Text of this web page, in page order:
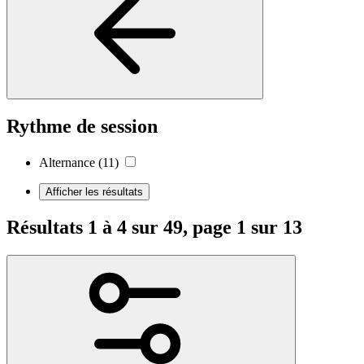
Rythme de session
Alternance (11)
Afficher les résultats
Résultats 1 à 4 sur 49, page 1 sur 13